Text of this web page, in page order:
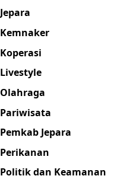
Jepara
Kemnaker
Koperasi
Livestyle
Olahraga
Pariwisata
Pemkab Jepara
Perikanan
Politik dan Keamanan